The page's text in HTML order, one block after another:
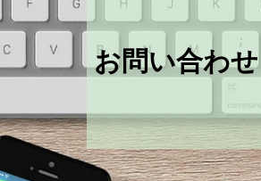
お問い合わせ